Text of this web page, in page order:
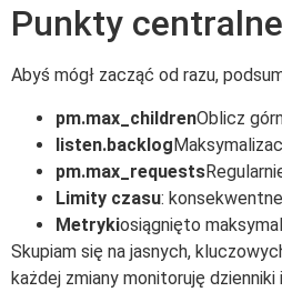
Punkty centralne
Abyś mógł zacząć od razu,
pm.max_childrenOblicz
listen.backlog
pm.max_requests
Limity czasu:
Metrykiosiągnięto
Skupiam się na jasnych,
każdej zmiany monitoruję